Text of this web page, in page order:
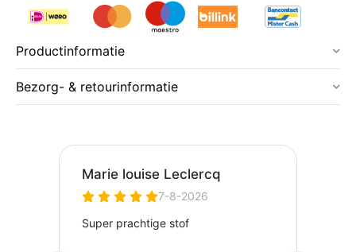
Productinformatie
Bezorg- & retourinformatie